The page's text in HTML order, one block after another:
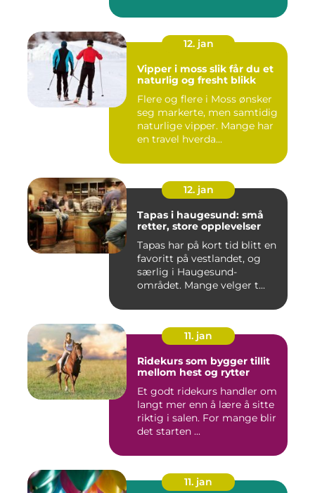
12. jan
Vipper i moss slik får du et
naturlig og fresht blikk
Flere og flere i Moss ønsker
seg markerte, men samtidig
naturlige vipper. Mange har
en travel hverda...
12. jan
Tapas i haugesund: små
retter, store opplevelser
Tapas har på kort tid blitt en
favoritt på vestlandet, og
særlig i Haugesund-
området. Mange velger t...
11. jan
Ridekurs som bygger tillit
mellom hest og rytter
Et godt ridekurs handler om
langt mer enn å lære å sitte
riktig i salen. For mange blir
det starten ...
11. jan